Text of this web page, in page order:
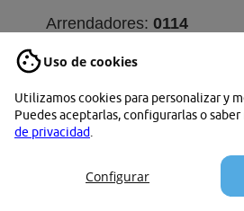
Uso de cookies
Utilizamos cookies para personalizar y
Puedes aceptarlas, configurarlas o
de privacidad
Configurar
Arrendadores: 0114
Seguro de vida
Particulares con una
Vinculado a producto de